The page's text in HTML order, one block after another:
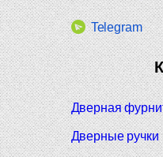
Telegram
Дверная
Дверные ручки